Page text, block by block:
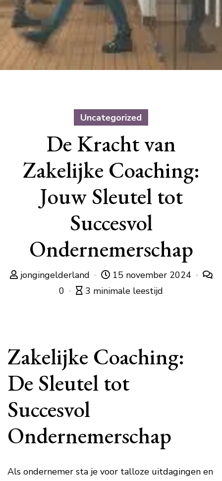
Uncategorized
De Kracht van
Zakelijke Coaching:
Jouw Sleutel tot
Succesvol
Ondernemerschap
jongingelderland
15 november 2024
0
3 minimale leestijd
Zakelijke Coaching:
De Sleutel tot
Succesvol
Ondernemerschap
Als ondernemer sta je voor talloze uitdagingen en